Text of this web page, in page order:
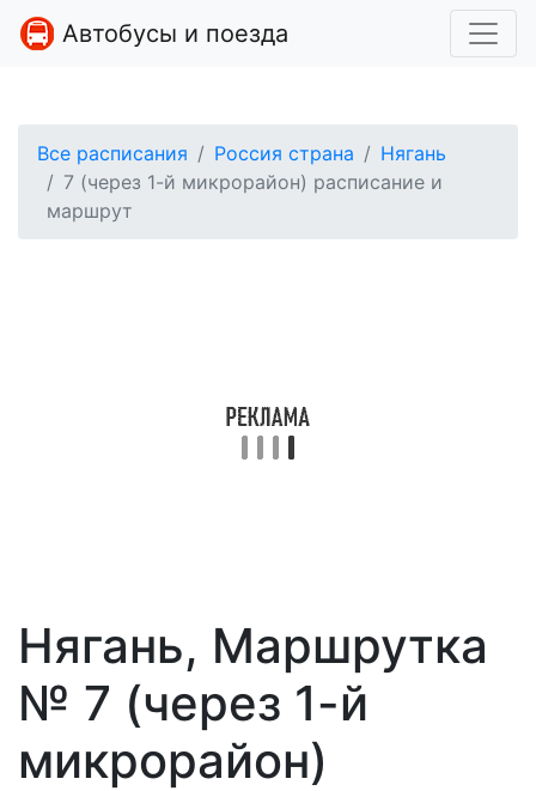
Автобусы и поезда
Все расписания Россия страна
Нягань
7 (через 1-й микрорайон) расписание и
маршрут
Нягань, Маршрутка
№ 7 (через 1-й
микрорайон)